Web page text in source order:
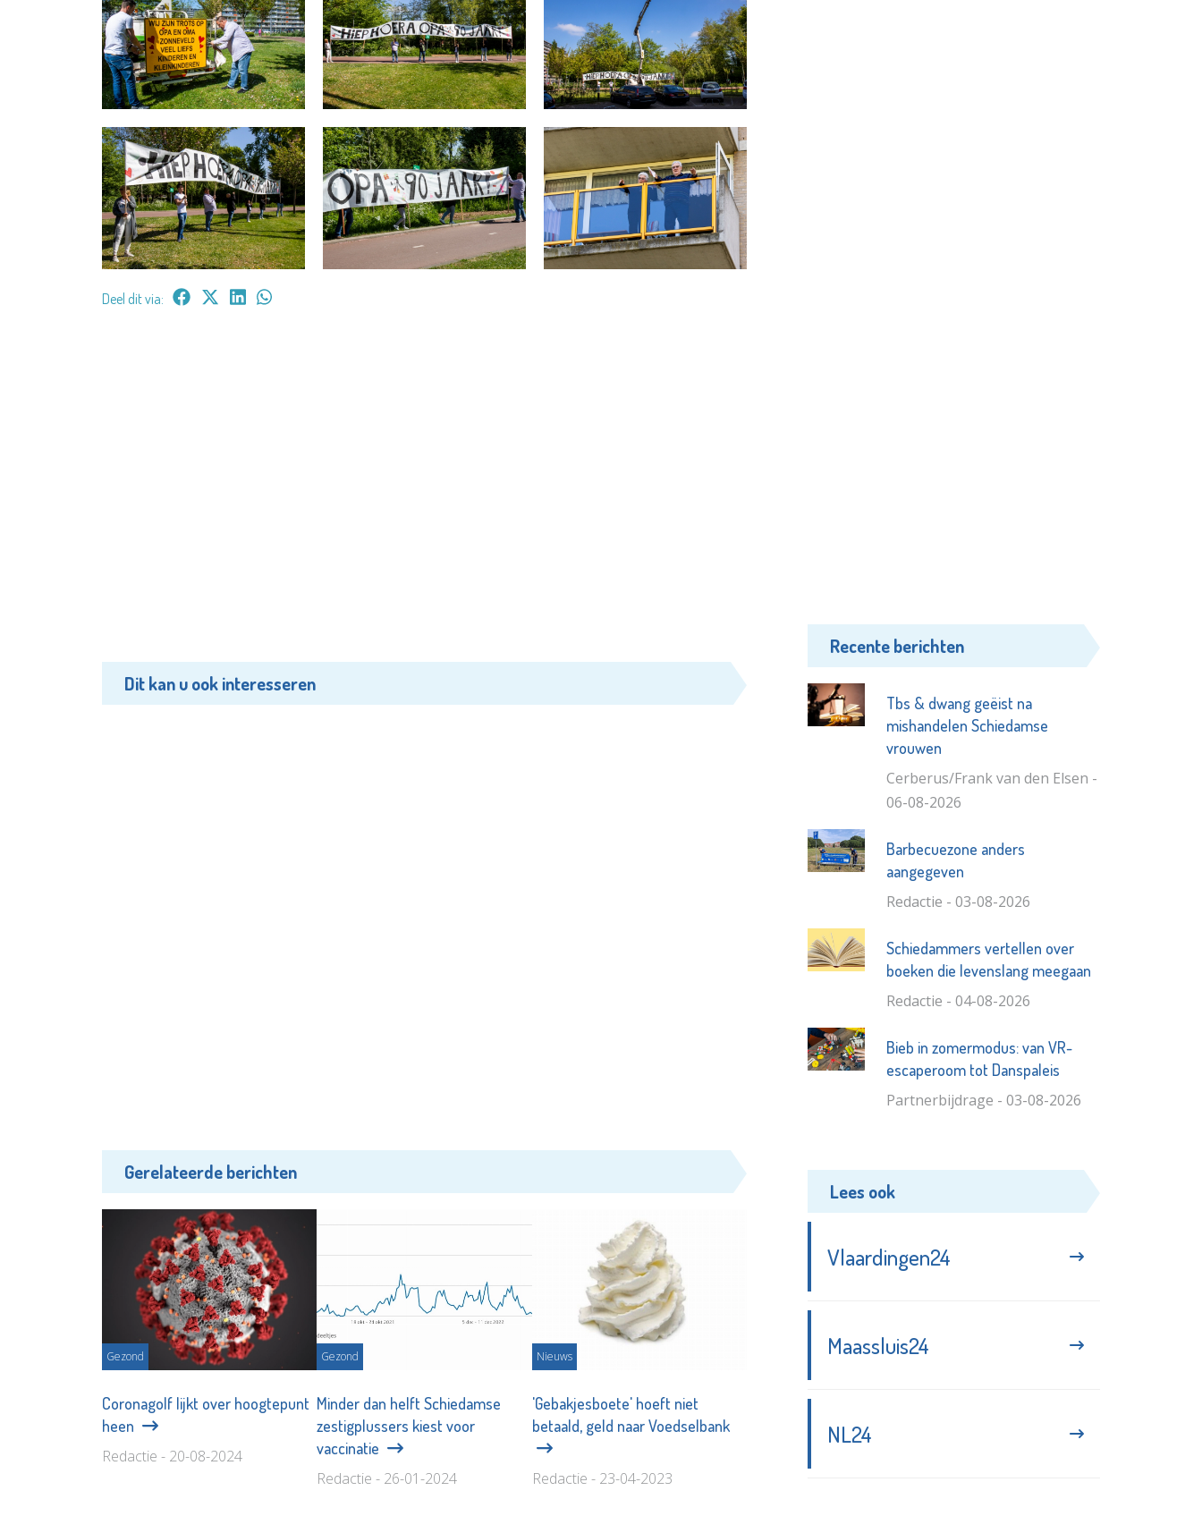
Deel dit via:
Dit kan u ook interesseren
Gerelateerde berichten
Gezond
Coronagolf lijkt over hoogtepunt
heen
Redactie - 20-08-2024
Gezond
Minder dan helft Schiedamse
zestigplussers kiest voor
vaccinatie
Redactie - 26-01-2024
Nieuws
'Gebakjesboete' hoeft niet
betaald, geld naar Voedselbank
Redactie - 23-04-2023
Recente berichten
Tbs & dwang geëist na
mishandelen Schiedamse
vrouwen
Cerberus/Frank van den Elsen -
06-08-2026
Barbecuezone anders
aangegeven
Redactie - 03-08-2026
Schiedammers vertellen over
boeken die levenslang meegaan
Redactie - 04-08-2026
Bieb in zomermodus: van VR-
escaperoom tot Danspaleis
Partnerbijdrage - 03-08-2026
Lees ook
Vlaardingen24
Maassluis24
NL24